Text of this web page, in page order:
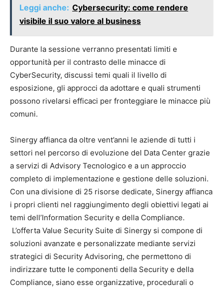
Leggi anche: Cybersecurity: come rendere
visibile il suo valore al business
Durante la sessione verranno presentati limiti e
opportunità per il contrasto delle minacce di
CyberSecurity, discussi temi quali il livello di
esposizione, gli approcci da adottare e quali strumenti
possono rivelarsi efficaci per fronteggiare le minacce più
comuni.
Sinergy affianca da oltre vent’anni le aziende di tutti i
settori nel percorso di evoluzione del Data Center grazie
a servizi di Advisory Tecnologico e a un approccio
completo di implementazione e gestione delle soluzioni.
Con una divisione di 25 risorse dedicate, Sinergy affianca
i propri clienti nel raggiungimento degli obiettivi legati ai
temi dell’Information Security e della Compliance.
L’offerta Value Security Suite di Sinergy si compone di
soluzioni avanzate e personalizzate mediante servizi
strategici di Security Advisoring, che permettono di
indirizzare tutte le componenti della Security e della
Compliance, siano esse organizzative, procedurali o